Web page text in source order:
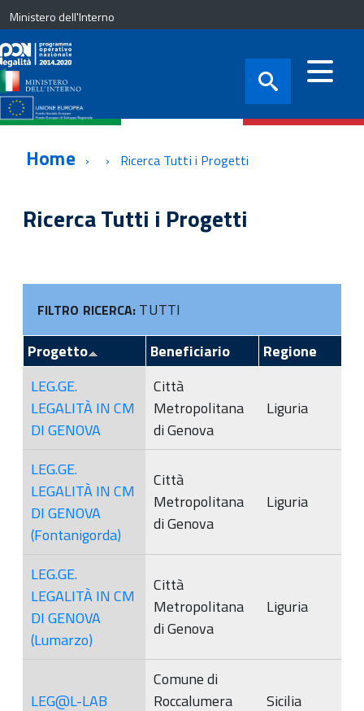
Ministero dell'Interno
Home Ricerca Tutti i Progetti
Ricerca Tutti i Progetti
FILTRO RICERCA: TUTTI
Progetto
Beneficiario
Regione
LEG.GE.
LEGALITÀ IN CM
DI GENOVA
Città
Metropolitana
di Genova
Liguria
LEG.GE.
LEGALITÀ IN CM
DI GENOVA
(Fontanigorda)
Città
Metropolitana
di Genova
Liguria
LEG.GE.
LEGALITÀ IN CM
DI GENOVA
(Lumarzo)
Città
Metropolitana
di Genova
Liguria
LEG@L-LAB
Comune di
Roccalumera
Sicilia